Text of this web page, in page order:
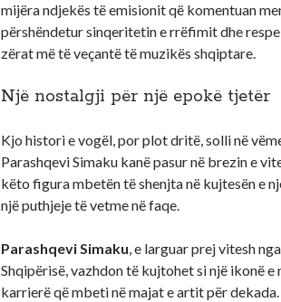
mijëra ndjekës të emisionit që komentuan
përshëndetur sinqeritetin e rrëfimit dhe
zërat më të veçantë të muzikës shqiptare.
Një nostalgji për një epokë tjetër
Kjo histori e vogël, por plot dritë, solli në
Parashqevi Simaku kanë pasur në brezin e
këto figura mbetën të shenjta në kujtesën e
një puthjeje të vetme në faqe.
Parashqevi Simaku, e larguar prej vitesh
Shqipërisë, vazhdon të kujtohet si një ikonë
karrierë që mbeti në majat e artit për dekada.